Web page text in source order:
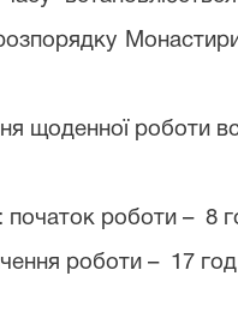
щоденної роботи
початок роботи– 8
роботи– 17